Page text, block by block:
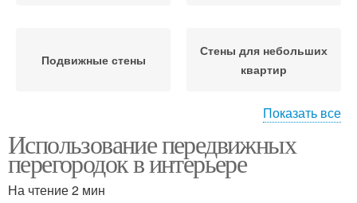
Подвижные стены
Стены для небольших
квартир
Стены в интерьере Раздвижные стены
Показать все
Использование передвижных
перегородок в интерьере
На чтение 2 мин